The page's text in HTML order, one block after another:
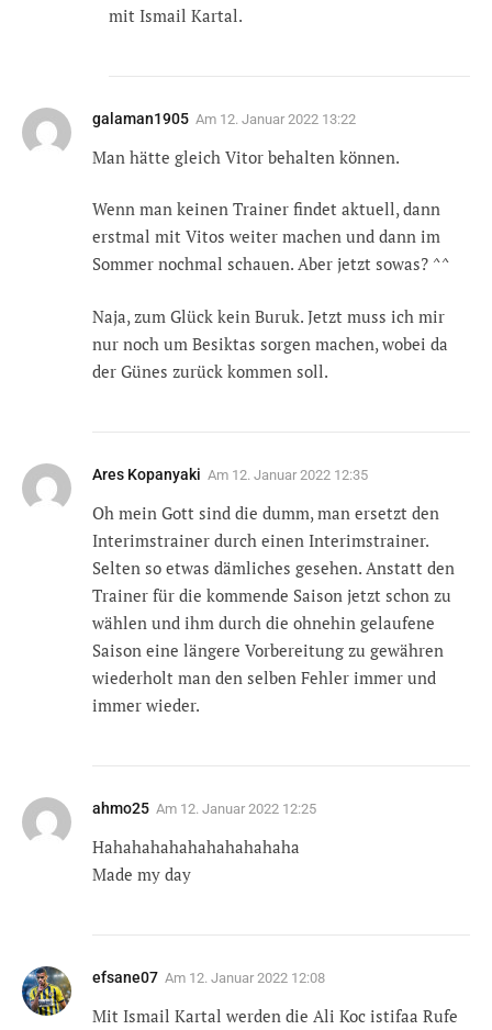
mit Ismail Kartal.
galaman1905 Am 12. Januar 2022 13:22
Man hätte gleich Vitor behalten können.
Wenn man keinen Trainer findet aktuell, dann
erstmal mit Vitos weiter machen und dann im
Sommer nochmal schauen. Aber jetzt sowas? ^^
Naja, zum Glück kein Buruk. Jetzt muss ich mir
nur noch um Besiktas sorgen machen, wobei da
der Günes zurück kommen soll.
Ares Kopanyaki Am 12. Januar 2022 12:35
Oh mein Gott sind die dumm, man ersetzt den
Interimstrainer durch einen Interimstrainer.
Selten so etwas dämliches gesehen. Anstatt den
Trainer für die kommende Saison jetzt schon zu
wählen und ihm durch die ohnehin gelaufene
Saison eine längere Vorbereitung zu gewähren
wiederholt man den selben Fehler immer und
immer wieder.
ahmo25 Am 12. Januar 2022 12:25
Hahahahahahahahahahaha
Made my day
efsane07 Am 12. Januar 2022 12:08
Mit Ismail Kartal werden die Ali Koc istifaa Rufe